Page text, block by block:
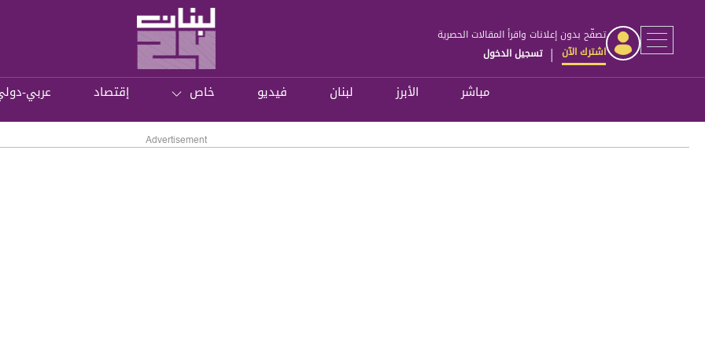
تصفّح بدون إعلانات واقرأ المقالات الحصرية
اشترك الآن | تسجيل الدخول
مباشر الأبرز لبنان فيديو خاص إقتصاد عربي-
Advertisement